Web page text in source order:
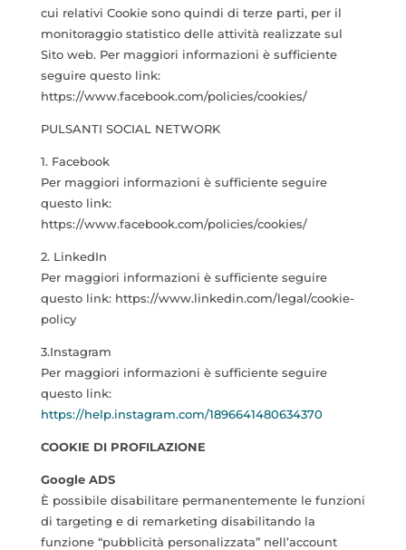
cui relativi Cookie sono quindi di terze parti, per il
monitoraggio statistico delle attività realizzate sul
Sito web. Per maggiori informazioni è sufficiente
seguire questo link:
https://www.facebook.com/policies/cookies/
PULSANTI SOCIAL NETWORK
1. Facebook
Per maggiori informazioni è sufficiente seguire
questo link:
https://www.facebook.com/policies/cookies/
2. LinkedIn
Per maggiori informazioni è sufficiente seguire
questo link: https://www.linkedin.com/legal/cookie-
policy
3.Instagram
Per maggiori informazioni è sufficiente seguire
questo link:
https://help.instagram.com/1896641480634370
COOKIE DI PROFILAZIONE
Google ADS
È possibile disabilitare permanentemente le funzioni
di targeting e di remarketing disabilitando la
funzione “pubblicità personalizzata” nell’account